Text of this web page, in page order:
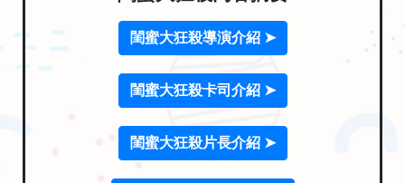
閨蜜大狂殺導演介紹 ➤
閨蜜大狂殺卡司介紹 ➤
閨蜜大狂殺片長介紹 ➤